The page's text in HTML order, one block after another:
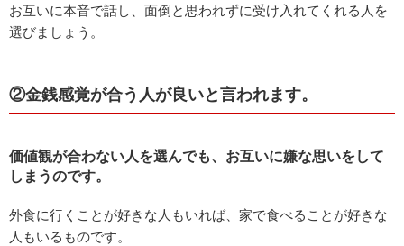
お互いに本音で話し、面倒と思われずに受け入れてくれる人を
選びましょう。
②金銭感覚が合う人が良いと言われます。
価値観が合わない人を選んでも、お互いに嫌な思いをして
しまうのです。
外食に行くことが好きな人もいれば、家で食べることが好きな
人もいるものです。